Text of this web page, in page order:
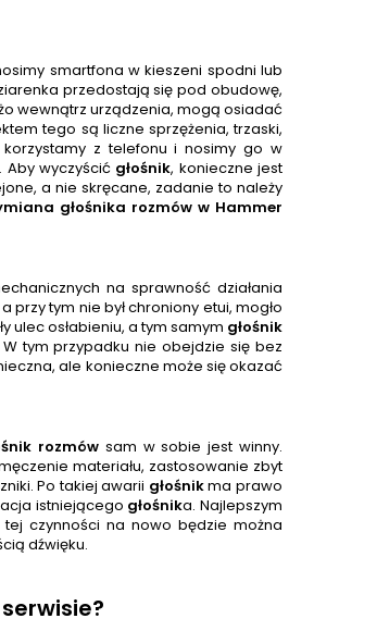
smartfona w kieszeni spodni lub
przedostają się pod obudowę,
wewnątrz urządzenia, mogą osiadać
tego są liczne sprzężenia, trzaski,
z telefonu i nosimy go w
Aby wyczyścić głośnik, konieczne jest
a nie skręcane, zadanie to należy
głośnika rozmów w Hammer
na sprawność działania
przy tym nie był chroniony etui, mogło
ulec osłabieniu, a tym samym głośnik
tym przypadku nie obejdzie się bez
ale konieczne może się okazać
rozmów sam w sobie jest winny.
materiału, zastosowanie zbyt
Po takiej awarii głośnikma prawo
istniejącego głośnika. Najlepszym
czynności na nowo będzie można
dźwięku.